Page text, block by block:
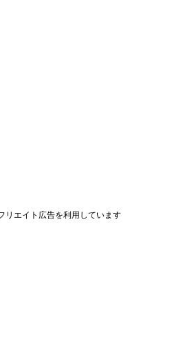
リエイト広告を利用しています